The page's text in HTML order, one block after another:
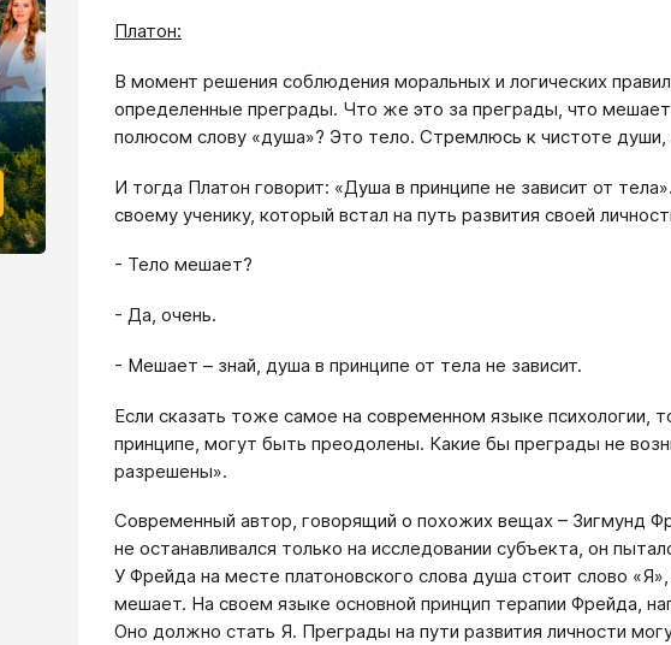
Платон:
В момент решения соблюдения моральных и логических
определенные преграды. Что же это за преграды, что
полюсом слову «душа»? Это тело. Стремлюсь к чистоте
И тогда Платон говорит: «Душа в принципе не зависит от
своему ученику, который встал на путь развития своей
- Тело мешает?
- Да, очень.
- Мешает – знай, душа в принципе от тела не зависит.
Если сказать тоже самое на современном языке психологии,
принципе, могут быть преодолены. Какие бы преграды не
разрешены».
Современный автор, говорящий о похожих вещах – Зигмунд
не останавливался только на исследовании субъекта, он
У Фрейда на месте платоновского слова душа стоит слово
мешает. На своем языке основной принцип терапии Фрейда,
Оно должно стать Я. Преграды на пути развития личности